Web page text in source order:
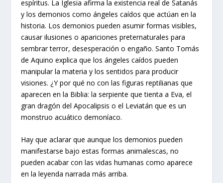
espíritus. La Iglesia afirma la existencia real de Satanás
y los demonios como ángeles caídos que actúan en la
historia. Los demonios pueden asumir formas visibles,
causar ilusiones o apariciones preternaturales para
sembrar terror, desesperación o engaño. Santo Tomás
de Aquino explica que los ángeles caídos pueden
manipular la materia y los sentidos para producir
visiones. ¿Y por qué no con las figuras reptilianas que
aparecen en la Biblia: la serpiente que tienta a Eva, el
gran dragón del Apocalipsis o el Leviatán que es un
monstruo acuático demoníaco.
Hay que aclarar que aunque los demonios pueden
manifestarse bajo estas formas animalescas, no
pueden acabar con las vidas humanas como aparece
en la leyenda narrada más arriba.